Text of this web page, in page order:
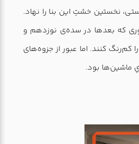
نخستین خشتِ این بنا را نهاد.
که بعدها در سده‌ی نوزدهم و
کنند. اما عبور از جزوه‌های
ماشین‌ها بود.